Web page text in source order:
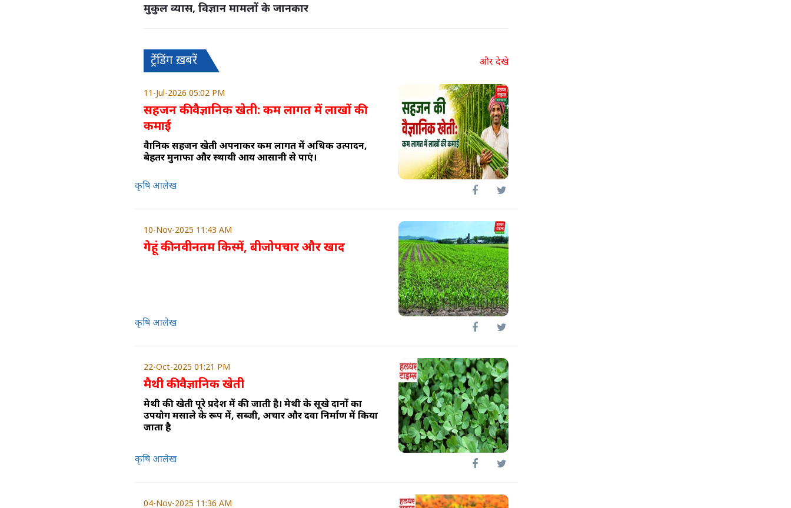
मुकुल व्यास, विज्ञान मामलों के जानकार
ट्रेंडिंग ख़बरें और देखे
11-Jul-2026 05:02 PM
सहजन की वैज्ञानिक खेती: कम लागत में लाखों की
कमाई
वैज्ञानिक सहजन खेती अपनाकर कम लागत में अधिक उत्पादन,
बेहतर मुनाफा और स्थायी आय आसानी से पाएं।
कृषि आलेख
10-Nov-2025 11:43 AM
गेहूं की नवीनतम किस्में, बीजोपचार और खाद
कृषि आलेख
22-Oct-2025 01:21 PM
मैथी की वैज्ञानिक खेती
मेथी की खेती पूरे प्रदेश में की जाती है। मेथी के सूखे दानों का
उपयोग मसाले के रूप में, सब्जी, अचार और दवा निर्माण में किया
जाता है
कृषि आलेख
04-Nov-2025 11:36 AM